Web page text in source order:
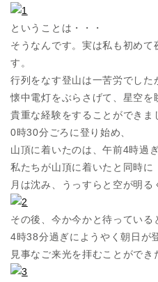
ということは・・・
そうなんです。実は私も初め
す。
行列をなす登山は一苦労でした
懐中電灯をぶらさげて、星空を
貴重な経験をすることができま
0時30分ごろに登り始め、
山頂に着いたのは、午前4時過ぎ
私たちが山頂に着いたと同時に
月は沈み、うっすらと空が明る
その後、今か今かと待っている
4時38分過ぎにようやく朝日が
見事なご来光を拝むことができ